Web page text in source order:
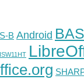
B Android
ISW11HT